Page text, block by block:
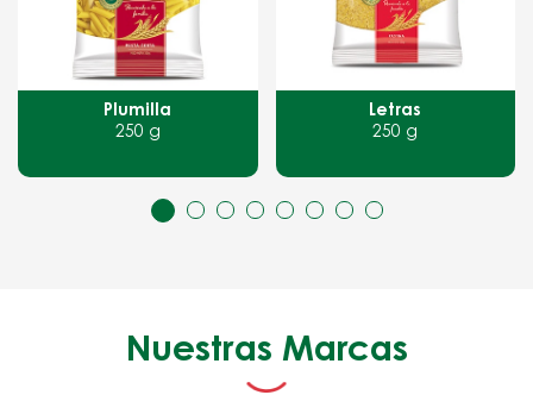
Avena Canela y
Nuestras Marcas